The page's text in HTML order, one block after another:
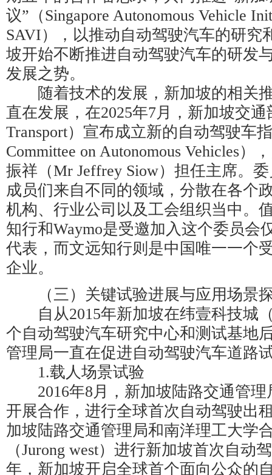
议”（Singapore Autonomous Vehicle
SAVI），以推动自动驾驶汽车的研究
坡开始不断推进自动驾驶汽车的研发
发展之势。
随着技术的发展，新加坡的相关
直在发展，在2025年7月，新加坡交
Transport）宣布成立新的自动驾驶车
Committee on Autonomous Vehicles）
振祥（Mr Jeffrey Siow）担任主席。
成员们来自不同的领域，分散在各个
机构、行业公司以及工会组织当中。
知行和Waymo是受邀加入这个委员会
代表，而文远知行则是中国唯一一个
企业。
（三）关键试验进展与应用场景
自从2015年新加坡在纬壹科技城（
个自动驾驶汽车研究中心和测试基地
管理局一直在促进自动驾驶汽车道路
1.载人场景试验
2016年8月，新加坡陆路交通管理
开展合作，进行全球首次自动驾驶出
加坡陆路交通管理局和南洋理工大学
（Jurong west）进行新加坡首次自动
年，新加坡开启全球首个面向公众的